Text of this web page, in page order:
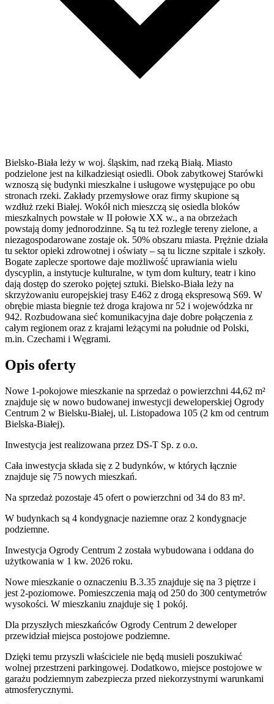
Bielsko-Biała leży w woj. śląskim, nad rzeką Białą. Miasto
podzielone jest na kilkadziesiąt osiedli. Obok zabytkowej Starówki
wznoszą się budynki mieszkalne i usługowe występujące po obu
stronach rzeki. Zakłady przemysłowe oraz firmy skupione są
wzdłuż rzeki Białej. Wokół nich mieszczą się osiedla bloków
mieszkalnych powstałe w II połowie XX w., a na obrzeżach
powstają domy jednorodzinne. Są tu też rozległe tereny zielone, a
niezagospodarowane zostaje ok. 50% obszaru miasta. Prężnie działa
tu sektor opieki zdrowotnej i oświaty – są tu liczne szpitale i szkoły.
Bogate zaplecze sportowe daje możliwość uprawiania wielu
dyscyplin, a instytucje kulturalne, w tym dom kultury, teatr i kino
dają dostęp do szeroko pojętej sztuki. Bielsko-Biała leży na
skrzyżowaniu europejskiej trasy E462 z drogą ekspresową S69. W
obrębie miasta biegnie też droga krajowa nr 52 i wojewódzka nr
942. Rozbudowana sieć komunikacyjna daje dobre połączenia z
całym regionem oraz z krajami leżącymi na południe od Polski,
m.in. Czechami i Węgrami.
Opis oferty
Nowe 1-pokojowe mieszkanie na sprzedaż o powierzchni 44,62 m²
znajduje się w nowo budowanej inwestycji deweloperskiej Ogrody
Centrum 2 w Bielsku-Białej, ul. Listopadowa 105 (2 km od centrum
Bielska-Białej).
Inwestycja jest realizowana przez DS-T Sp. z o.o.
Cała inwestycja składa się z 2 budynków, w których łącznie
znajduje się 75 nowych mieszkań.
Na sprzedaż pozostaje 45 ofert o powierzchni od 34 do 83 m².
W budynkach są 4 kondygnacje naziemne oraz 2 kondygnacje
podziemne.
Inwestycja Ogrody Centrum 2 została wybudowana i oddana do
użytkowania w 1 kw. 2026 roku.
Nowe mieszkanie o oznaczeniu B.3.35 znajduje się na 3 piętrze i
jest 2-poziomowe. Pomieszczenia mają od 250 do 300 centymetrów
wysokości. W mieszkaniu znajduje się 1 pokój.
Dla przyszłych mieszkańców Ogrody Centrum 2 deweloper
przewidziałmiejsca postojowe podziemne.
Dzięki temu przyszli właściciele nie będą musieli poszukiwać
wolnej przestrzeni parkingowej. Dodatkowo, miejsce postojowe w
garażu podziemnym zabezpiecza przed niekorzystnymi warunkami
atmosferycznymi.